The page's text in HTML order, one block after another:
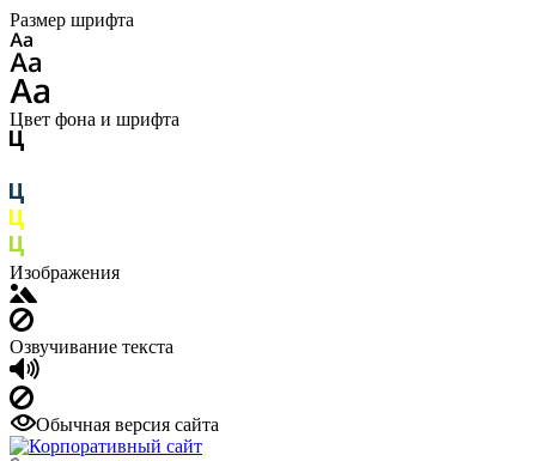
Размер шрифта
Цвет фона и шрифта
Изображения
Озвучивание текста
Обычная версия сайта